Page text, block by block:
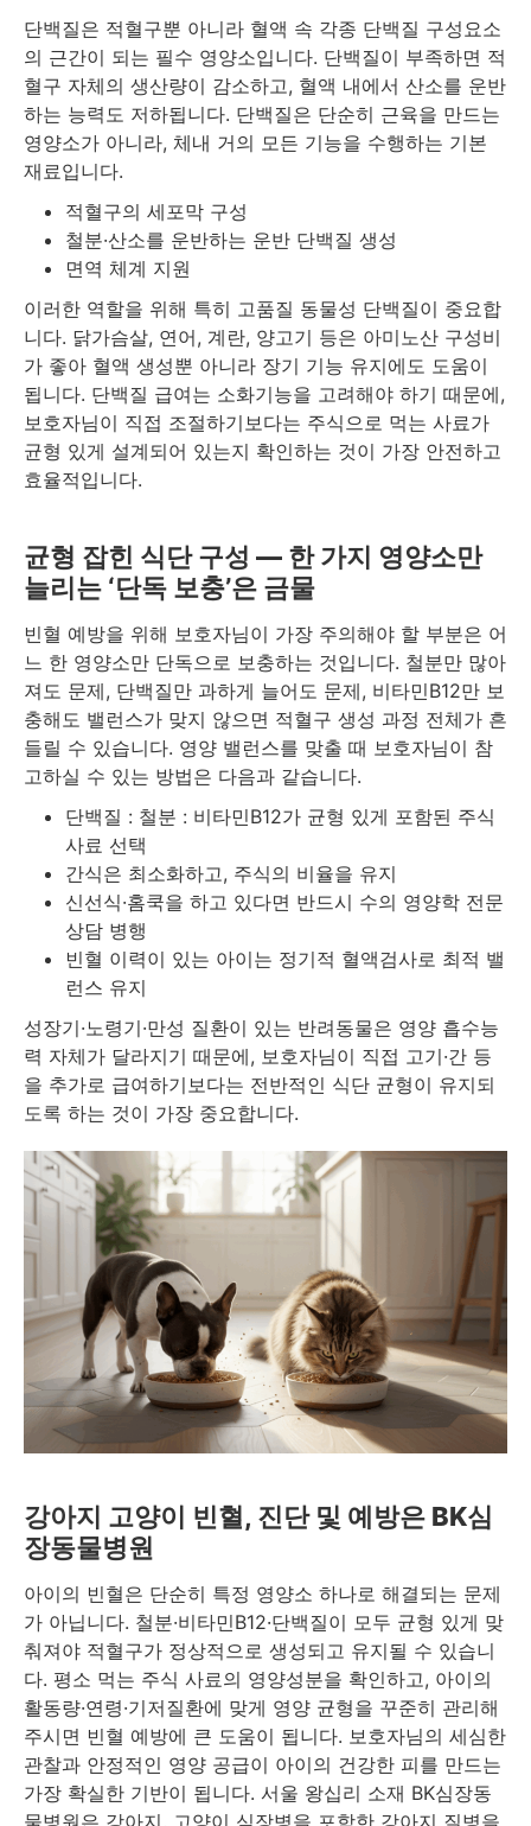
단백질은 적혈구뿐 아니라 혈액 속 각종 단백질 구성요소
의 근간이 되는 필수 영양소입니다. 단백질이 부족하면 적
혈구 자체의 생산량이 감소하고, 혈액 내에서 산소를 운반
하는 능력도 저하됩니다. 단백질은 단순히 근육을 만드는
영양소가 아니라, 체내 거의 모든 기능을 수행하는 기본
재료입니다.
적혈구의 세포막 구성
철분·산소를 운반하는 운반 단백질 생성
면역 체계 지원
이러한 역할을 위해 특히 고품질 동물성 단백질이 중요합
니다. 닭가슴살, 연어, 계란, 양고기 등은 아미노산 구성비
가 좋아 혈액 생성뿐 아니라 장기 기능 유지에도 도움이
됩니다. 단백질 급여는 소화기능을 고려해야 하기 때문에,
보호자님이 직접 조절하기보다는 주식으로 먹는 사료가
균형 있게 설계되어 있는지 확인하는 것이 가장 안전하고
효율적입니다.
균형 잡힌 식단 구성 — 한 가지 영양소만
늘리는 ‘단독 보충’은 금물
빈혈 예방을 위해 보호자님이 가장 주의해야 할 부분은 어
느 한 영양소만 단독으로 보충하는 것입니다. 철분만 많아
져도 문제, 단백질만 과하게 늘어도 문제, 비타민B12만 보
충해도 밸런스가 맞지 않으면 적혈구 생성 과정 전체가 흔
들릴 수 있습니다. 영양 밸런스를 맞출 때 보호자님이 참
고하실 수 있는 방법은 다음과 같습니다.
단백질 : 철분 : 비타민B12가 균형 있게 포함된 주식
사료 선택
간식은 최소화하고, 주식의 비율을 유지
신선식·홈쿡을 하고 있다면 반드시 수의 영양학 전문
상담 병행
빈혈 이력이 있는 아이는 정기적 혈액검사로 최적 밸
런스 유지
성장기·노령기·만성 질환이 있는 반려동물은 영양 흡수능
력 자체가 달라지기 때문에, 보호자님이 직접 고기·간 등
을 추가로 급여하기보다는 전반적인 식단 균형이 유지되
도록 하는 것이 가장 중요합니다.
강아지 고양이 빈혈, 진단 및 예방은 BK심
장동물병원
아이의 빈혈은 단순히 특정 영양소 하나로 해결되는 문제
가 아닙니다. 철분·비타민B12·단백질이 모두 균형 있게 맞
춰져야 적혈구가 정상적으로 생성되고 유지될 수 있습니
다. 평소 먹는 주식 사료의 영양성분을 확인하고, 아이의
활동량·연령·기저질환에 맞게 영양 균형을 꾸준히 관리해
주시면 빈혈 예방에 큰 도움이 됩니다. 보호자님의 세심한
관찰과 안정적인 영양 공급이 아이의 건강한 피를 만드는
가장 확실한 기반이 됩니다. 서울 왕십리 소재 BK심장동
물병원은 강아지, 고양이 심장병을 포함한 강아지 질병을